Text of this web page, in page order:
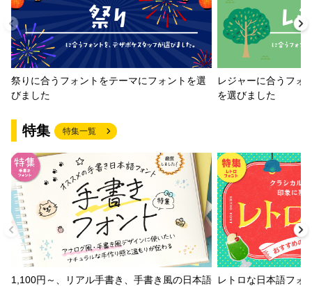
祭りに合うフォントをテーマにフォントを選
びました
レジャーに合うフォ
を選びました
特集 特集一覧
1,100円～、リアル手書き、手書き風の日本語
レトロな日本語フォ